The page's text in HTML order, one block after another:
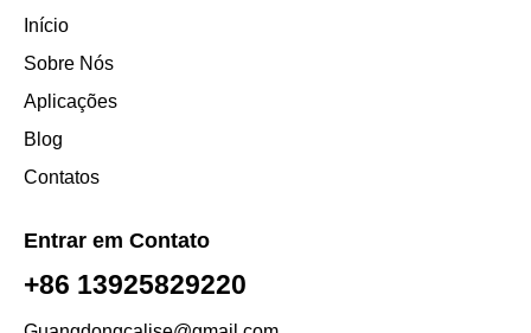
Início
Sobre Nós
Aplicações
Blog
Contatos
Entrar em Contato
+86 13925829220